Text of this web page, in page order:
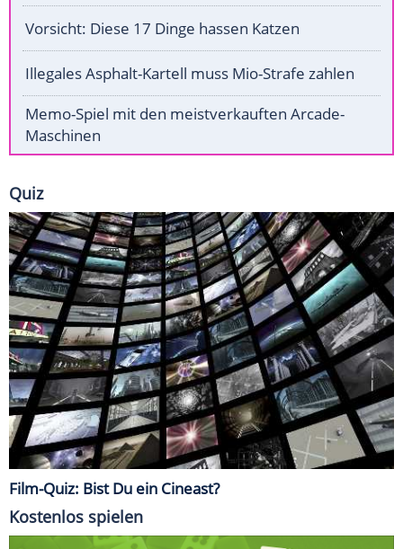
Vorsicht: Diese 17 Dinge hassen Katzen
Illegales Asphalt-Kartell muss Mio-Strafe zahlen
Memo-Spiel mit den meistverkauften Arcade-
Maschinen
Quiz
Film-Quiz: Bist Du ein Cineast?
Kostenlos spielen